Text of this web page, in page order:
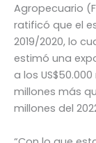
Agropecuario
ratificó que el
2019/2020, lo
estimó una
a los
millones más
millones del